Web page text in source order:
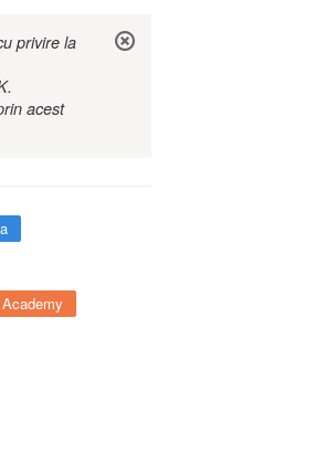
privire la
acest